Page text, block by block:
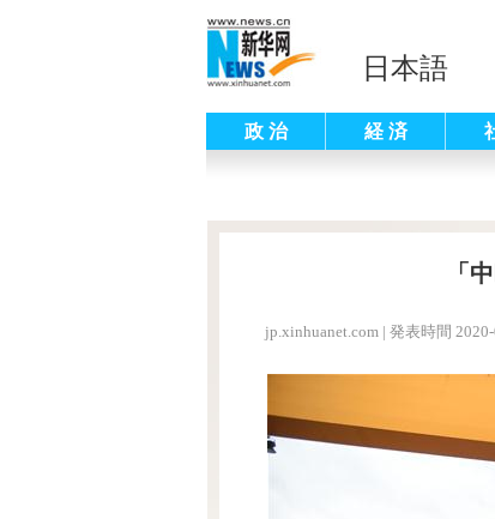
日本語
政 治 経 済
「
jp.xinhuanet.com | 発表時間